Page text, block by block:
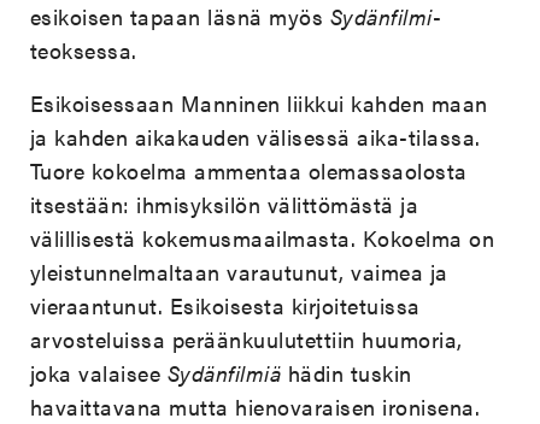
esikoisen tapaan läsnä myös Sydänfilmi-
teoksessa.
Esikoisessaan Manninen liikkui kahden maan
ja kahden aikakauden välisessä aika-tilassa.
Tuore kokoelma ammentaa olemassaolosta
itsestään: ihmisyksilön välittömästä ja
välillisestä kokemusmaailmasta. Kokoelma on
yleistunnelmaltaan varautunut, vaimea ja
vieraantunut. Esikoisesta kirjoitetuissa
arvosteluissa peräänkuulutettiin huumoria,
joka valaisee Sydänfilmiä hädin tuskin
havaittavana mutta hienovaraisen ironisena.